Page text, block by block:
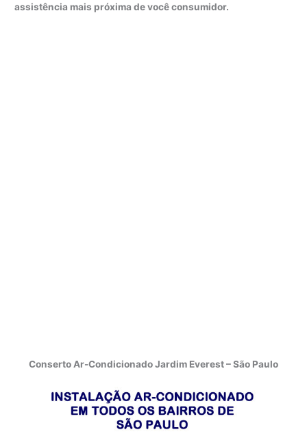
assistência mais próxima de você consumidor.
Conserto Ar-Condicionado Jardim Everest – São Paulo